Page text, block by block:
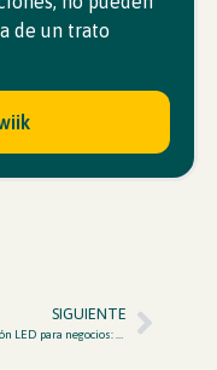
de un trato
SIGUIENTE
Iluminación LED para negocios: cuánto ahorras, cuánto tarda en pagarse y cómo sacarle CAE